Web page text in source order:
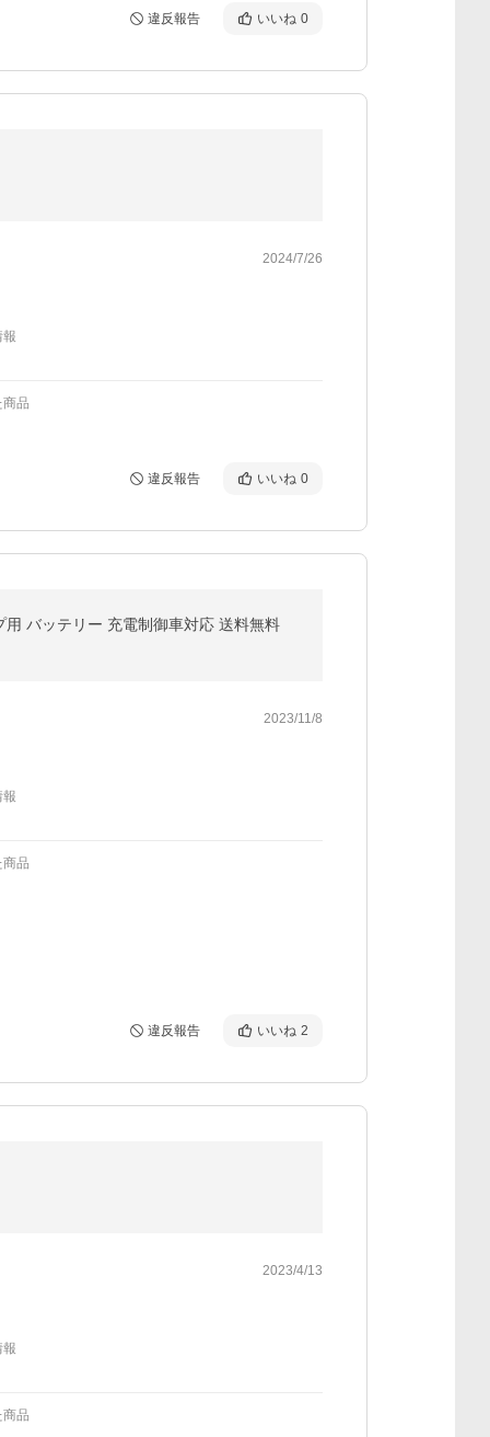
違反報告 いいね 0
2024/7/26
報
品
違反報告 いいね 0
バッテリー 充電制御車対応 送料無料
2023/11/8
報
品
違反報告 いいね 2
2023/4/13
報
品